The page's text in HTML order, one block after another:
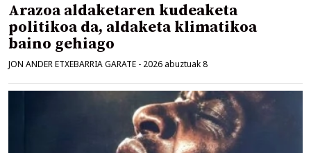
Arazoa aldaketaren kudeaketa
politikoa da, aldaketa klimatikoa
baino gehiago
JON ANDER ETXEBARRIA GARATE - 2026 abuztuak 8